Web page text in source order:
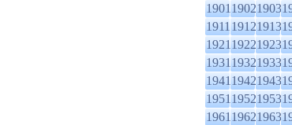
190119021903
191119121913
192119221923
193119321933
194119421943
195119521953
196119621963